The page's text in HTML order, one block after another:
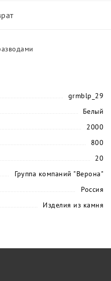
grmblp_29
Белый
2000
800
20
Группа компаний "Верона"
Россия
Изделия из камня